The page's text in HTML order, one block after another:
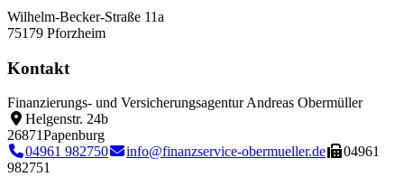
Wilhelm-Becker-Straße 11a
75179 Pforzheim
Kontakt
Finanzierungs- und Versicherungsagentur Andreas Obermüller
Helgenstr. 24b
26871Papenburg
04961 982750
info@finanzservice-obermueller.de
04961
982751